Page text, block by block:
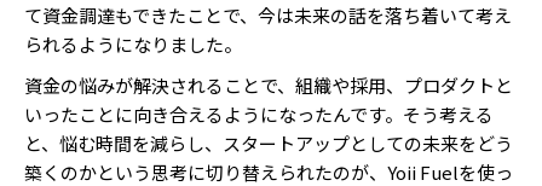
て資金調達もできたことで、今は未来の話を落ち着いて考え
られるようになりました。
資金の悩みが解決されることで、組織や採用、プロダクトと
いったことに向き合えるようになったんです。そう考える
と、悩む時間を減らし、スタートアップとしての未来をどう
築くのかという思考に切り替えられたのが、Yoii Fuelを使っ